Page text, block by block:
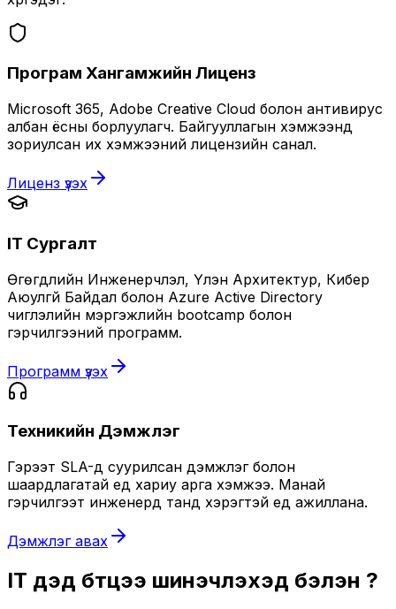
Програм Хангамжийн Лиценз
Microsoft 365, Adobe Creative Cloud болон антивирус
албан ёсны борлуулагч. Байгууллагын хэмжээнд
зориулсан их хэмжээний лицензийн санал.
Лиценз үзэх
IT Сургалт
Өгөгдлийн Инженерчлэл, Үүлэн Архитектур, Кибер
Аюулгүй Байдал болон Azure Active Directory
чиглэлийн мэргэжлийн bootcamp болон
гэрчилгээний программ.
Программ үзэх
Техникийн Дэмжлэг
Гэрээт SLA-д суурилсан дэмжлэг болон
шаардлагатай үед хариу арга хэмжээ. Манай
гэрчилгээт инженерүүд танд хэрэгтэй үед ажиллана.
Дэмжлэг авах
IT дэд бүтцээ шинэчлэхэд бэлэн үү?